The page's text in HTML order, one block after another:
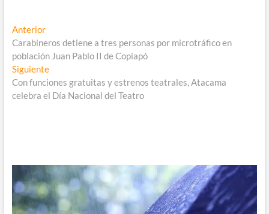
Navegación
de
entradas
AnteriorEntrada
anterior:
Carabineros detiene a tres personas por microtráfico en
población Juan Pablo II de Copiapó
SiguienteEntrada
siguiente:
Con funciones gratuitas y estrenos teatrales, Atacama
celebra el Día Nacional del Teatro